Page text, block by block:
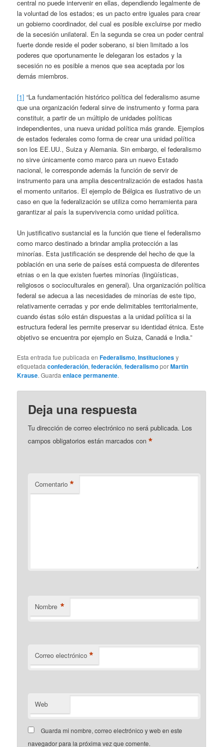
central no puede intervenir en ellas, dependiendo legalmente de
la voluntad de los estados; es un pacto entre iguales para crear
un gobierno coordinador, del cual es posible excluirse por medio
de la secesión unilateral. En la segunda se crea un poder central
fuerte donde reside el poder soberano, si bien limitado a los
poderes que oportunamente le delegaran los estados y la
secesión no es posible a menos que sea aceptada por los
demás miembros.
[1] “La fundamentación histórico política del federalismo asume
que una organización federal sirve de instrumento y forma para
constituir, a partir de un múltiplo de unidades políticas
independientes, una nueva unidad política más grande. Ejemplos
de estados federales como forma de crear una unidad política
son los EE.UU., Suiza y Alemania. Sin embargo, el federalismo
no sirve únicamente como marco para un nuevo Estado
nacional, le corresponde además la función de servir de
instrumento para una amplia descentralización de estados hasta
el momento unitarios. El ejemplo de Bélgica es ilustrativo de un
caso en que la federalización se utiliza como herramienta para
garantizar al país la supervivencia como unidad política.
Un justificativo sustancial es la función que tiene el federalismo
como marco destinado a brindar amplia protección a las
minorías. Esta justificación se desprende del hecho de que la
población en una serie de países está compuesta de diferentes
etnias o en la que existen fuertes minorías (lingüísticas,
religiosos o socioculturales en general). Una organización política
federal se adecua a las necesidades de minorías de este tipo,
relativamente cerradas y por ende delimitables territorialmente,
cuando éstas sólo están dispuestas a la unidad política si la
estructura federal les permite preservar su identidad étnica. Este
objetivo se encuentra por ejemplo en Suiza, Canadá e India.”
Esta entrada fue publicada enFederalismo,Institucionesy
etiquetadaconfederación,federación,federalismoporMartin
Krause. Guardaenlace permanente.
Deja una respuesta
Tu dirección de correo electrónico no será publicada. Los
campos obligatorios están marcados con*
Comentario *
Nombre *
Correo electrónico *
Web
Guarda mi nombre, correo electrónico y web en este
navegador para la próxima vez que comente.